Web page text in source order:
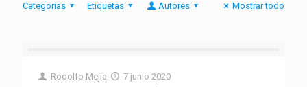
Categorias Etiquetas Autores Mostrar todo
Rodolfo Mejia 7 junio 2020